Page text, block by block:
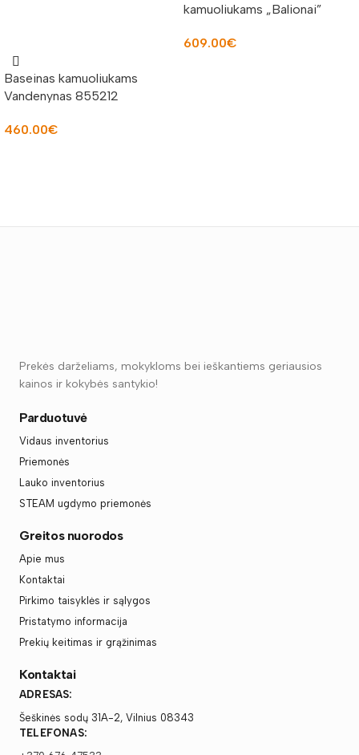
Baseinas kamuoliukams
Vandenynas 855212
460.00€
kamuoliukams „Balionai”
609.00€
Prekės darželiams, mokykloms bei ieškantiems geriausios
kainos ir kokybės santykio!
Parduotuvė
Vidaus inventorius
Priemonės
Lauko inventorius
STEAM ugdymo priemonės
Greitos nuorodos
Apie mus
Kontaktai
Pirkimo taisyklės ir sąlygos
Pristatymo informacija
Prekių keitimas ir grąžinimas
Kontaktai
ADRESAS:
Šeškinės sodų 31A-2, Vilnius 08343
TELEFONAS: